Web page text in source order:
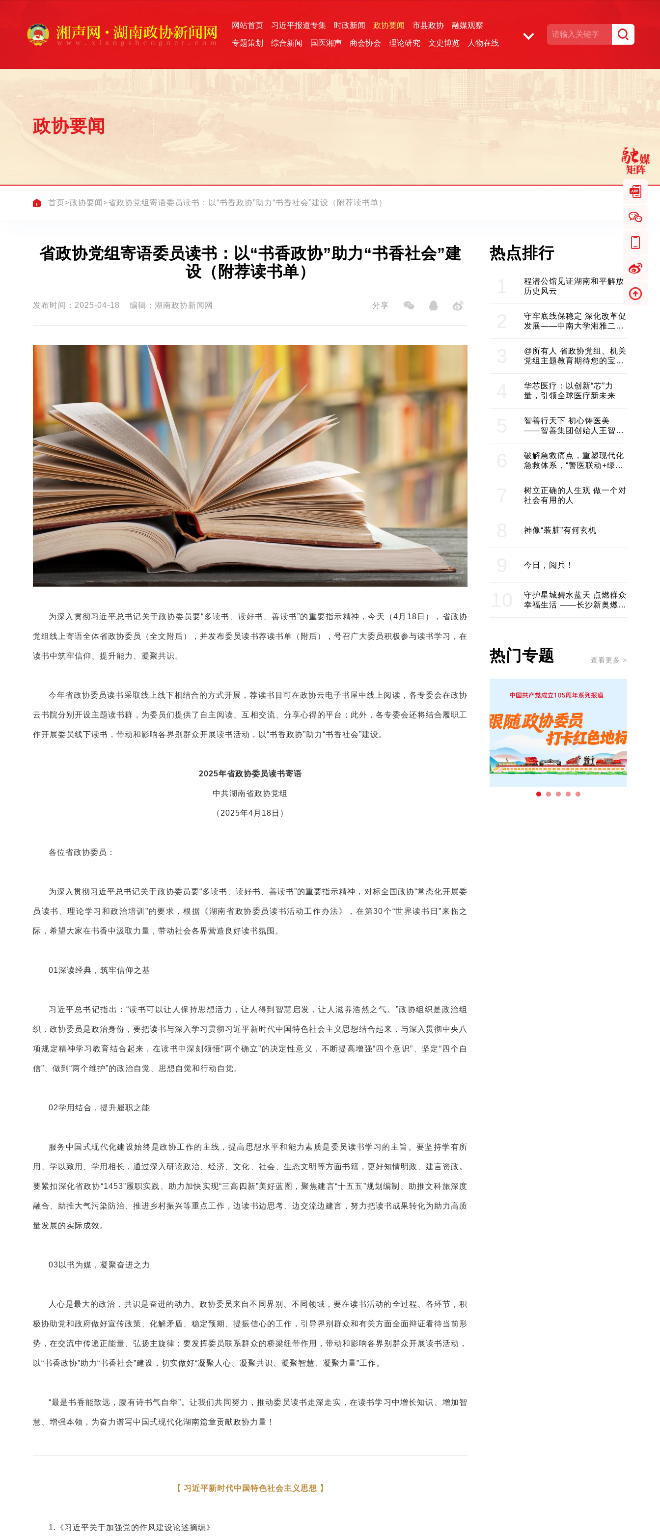
网站首页 习近平报道专集 时政新闻 政协要闻 市县政协 融媒观察
专题策划 综合新闻 国医湘声 商会协会 理论研究 文史博览 人物在线
政协要闻
首页>政协要闻 >省政协党组寄语委员读书：以“书香政协”助力“书香社会”建设（附荐读书单）
省政协党组寄语委员读书：以“书香政协”助力“书香社会”建
设（附荐读书单）
发布时间：2025-04-18 编辑：湖南政协新闻网 分享
为深入贯彻习近平总书记关于政协委员要“多读书、读好书、善读书”的重要指示精神，今天（4月18日），省政协
党组线上寄语全体省政协委员（全文附后），并发布委员读书荐读书单（附后），号召广大委员积极参与读书学习，在
读书中筑牢信仰、提升能力、凝聚共识。
今年省政协委员读书采取线上线下相结合的方式开展，荐读书目可在政协云电子书屋中线上阅读，各专委会在政协
云书院分别开设主题读书群，为委员们提供了自主阅读、互相交流、分享心得的平台；此外，各专委会还将结合履职工
作开展委员线下读书，带动和影响各界别群众开展读书活动，以“书香政协”助力“书香社会”建设。
2025年省政协委员读书寄语
中共湖南省政协党组
（2025年4月18日）
各位省政协委员：
为深入贯彻习近平总书记关于政协委员要“多读书、读好书、善读书”的重要指示精神，对标全国政协“常态化开展委
员读书、理论学习和政治培训”的要求，根据《湖南省政协委员读书活动工作办法》，在第30个“世界读书日”来临之
际，希望大家在书香中汲取力量，带动社会各界营造良好读书氛围。
01深读经典，筑牢信仰之基
习近平总书记指出：“读书可以让人保持思想活力，让人得到智慧启发，让人滋养浩然之气。”政协组织是政治组
织，政协委员是政治身份，要把读书与深入学习贯彻习近平新时代中国特色社会主义思想结合起来，与深入贯彻中央八
项规定精神学习教育结合起来，在读书中深刻领悟“两个确立”的决定性意义，不断提高增强“四个意识”、坚定“四个自
信”、做到“两个维护”的政治自觉、思想自觉和行动自觉。
02学用结合，提升履职之能
服务中国式现代化建设始终是政协工作的主线，提高思想水平和能力素质是委员读书学习的主旨。要坚持学有所
用、学以致用、学用相长，通过深入研读政治、经济、文化、社会、生态文明等方面书籍，更好知情明政、建言资政。
要紧扣深化省政协“1453”履职实践、助力加快实现“三高四新”美好蓝图，聚焦建言“十五五”规划编制、助推文科旅深度
融合、助推大气污染防治、推进乡村振兴等重点工作，边读书边思考、边交流边建言，努力把读书成果转化为助力高质
量发展的实际成效。
03 以书为媒，凝聚奋进之力
人心是最大的政治，共识是奋进的动力。政协委员来自不同界别、不同领域，要在读书活动的全过程、各环节，积
极协助党和政府做好宣传政策、化解矛盾、稳定预期、提振信心的工作，引导界别群众和有关方面全面辩证看待当前形
势，在交流中传递正能量、弘扬主旋律；要发挥委员联系群众的桥梁纽带作用，带动和影响各界别群众开展读书活动，
以“书香政协”助力“书香社会”建设，切实做好“凝聚人心、凝聚共识、凝聚智慧、凝聚力量”工作。
“最是书香能致远，腹有诗书气自华”。让我们共同努力，推动委员读书走深走实，在读书学习中增长知识、增加智
慧、增强本领，为奋力谱写中国式现代化湖南篇章贡献政协力量！
【 习近平新时代中国特色社会主义思想 】
1.《习近平关于加强党的作风建设论述摘编》
热点排行
程潜公馆见证湖南和平解放
历史风云
守牢底线保稳定 深化改革促
发展——中南大学湘雅二医
@所有人 省政协党组、机关
党组主题教育期待您的宝贵
华芯医疗：以创新“芯”力
量，引领全球医疗新未来
智善行天下 初心铸医美
——智善集团创始人王智带
建医美产业良性生态圈
破解急救痛点，重塑现代化
急救体系，“警医联动+绿波
树立正确的人生观 做一个对
社会有用的人
神像“装脏”有何玄机
今日，阅兵！
守护星城碧水蓝天 点燃群众
幸福生活 ——长沙新奥燃气
热门专题 查看更多 >